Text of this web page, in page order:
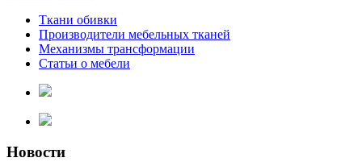
Ткани обивки
Производители мебельных тканей
Механизмы трансформации
Статьи о мебели
Новости